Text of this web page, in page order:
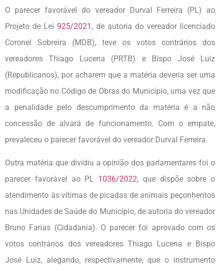
O parecer favorável do vereador Durval Ferreira (PL) ao
Projeto de Lei925/2021 , de autoria do vereador licenciado
Coronel Sobreira (MDB), teve os votos contrários dos
vereadores Thiago Lucena (PRTB) e Bispo José Luiz
(Republicanos), por acharem que a matéria deveria ser uma
modificação no Código de Obras do Município, uma vez que
a penalidade pelo descumprimento da matéria é a não
concessão de alvará de funcionamento. Com o empate,
prevaleceu o parecer favorável do vereador Durval Ferreira.
Outra matéria que dividiu a opinião dos parlamentares foi o
parecer favorável ao PL 1036/2022, que dispõe sobre o
atendimento às vítimas de picadas de animais peçonhentos
nas Unidades de Saúde do Município, de autoria do vereador
Bruno Farias (Cidadania). O parecer foi aprovado com os
votos contrários dos vereadores Thiago Lucena e Bispo
José Luiz, alegando, respectivamente, que o instrumento